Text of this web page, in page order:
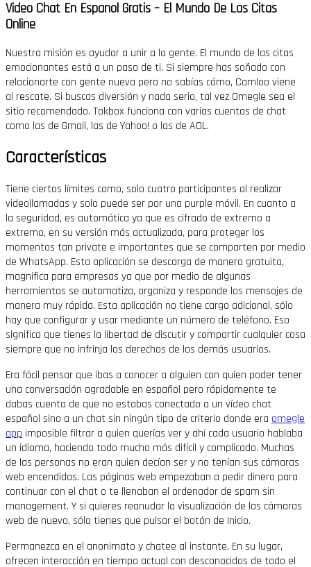
Video Chat En Espanol Gratis – El Mundo De Las Citas
Online
Nuestra misión es ayudar a unir a la gente. El mundo de las citas
emocionantes está a un paso de ti. Si siempre has soñado con
relacionarte con gente nueva pero no sabías cómo, Camloo viene
al rescate. Si buscas diversión y nada serio, tal vez Omegle sea el
sitio recomendado. Tokbox funciona con varias cuentas de chat
como las de Gmail, las de Yahoo! o las de AOL.
Características
Tiene ciertos límites como, solo cuatro participantes al realizar
videollamadas y solo puede ser por una purple móvil. En cuanto a
la seguridad, es automática ya que es cifrado de extremo a
extremo, en su versión más actualizada, para proteger los
momentos tan private e importantes que se comparten por medio
de WhatsApp. Esta aplicación se descarga de manera gratuita,
magnifica para empresas ya que por medio de algunas
herramientas se automatiza, organiza y responde los mensajes de
manera muy rápida. Esta aplicación no tiene cargo adicional, sólo
hay que configurar y usar mediante un número de teléfono. Eso
significa que tienes la libertad de discutir y compartir cualquier cosa
siempre que no infrinja los derechos de los demás usuarios.
Era fácil pensar que ibas a conocer a alguien con quien poder tener
una conversación agradable en español pero rápidamente te
dabas cuenta de que no estabas conectado a un vídeo chat
español sino a un chat sin ningún tipo de criterio donde era omegle
app imposible filtrar a quien querías ver y ahí cada usuario hablaba
un idioma, haciendo todo mucho más difícil y complicado. Muchas
de las personas no eran quien decían ser y no tenían sus cámaras
web encendidas. Las páginas web empezaban a pedir dinero para
continuar con el chat o te llenaban el ordenador de spam sin
management. Y si quieres reanudar la visualización de las cámaras
web de nuevo, sólo tienes que pulsar el botón de Inicio.
Permanezca en el anonimato y chatee al instante. En su lugar,
ofrecen interacción en tiempo actual con desconocidos de todo el